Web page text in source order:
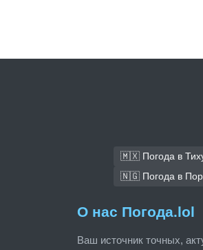
🇲🇽 Погода в
🇳🇬 Погода в
О нас Погода.lol
Ваш источник точных,